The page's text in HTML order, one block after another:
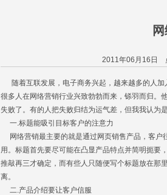
2011年06月16日
随着互联发展，电子商务兴起，越来越多的人加
很多人在网络营销行业兴致勃勃而来，铩羽而归。
失败了。有的人把失败归结为运气差，但我我认为
一.标题能吸引目标客户的注意力
网络营销最主要的就是通过网页销售产品，客户
用。标题首先要尽可能在凸显产品特点并简明扼要
推敲再三才确定，而有些人只随便写个标题放在那
离。
二.产品介绍要让客户信服